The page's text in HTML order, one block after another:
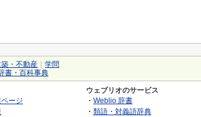
築・不動産
学問
書・百科事典
ージ
ウェブリオのサービス
・ Weblio 辞書
・ 類語・対義語辞典